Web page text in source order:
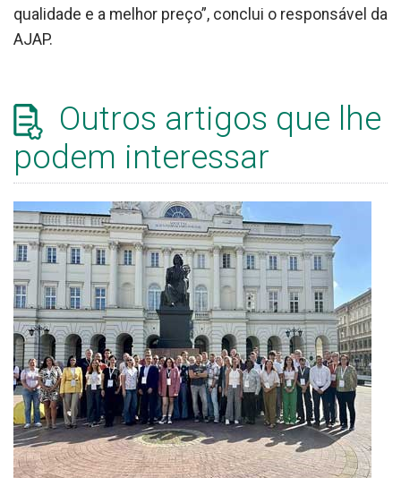
qualidade e a melhor preço”, conclui o responsável da
AJAP.
Outros artigos que lhe
podem interessar